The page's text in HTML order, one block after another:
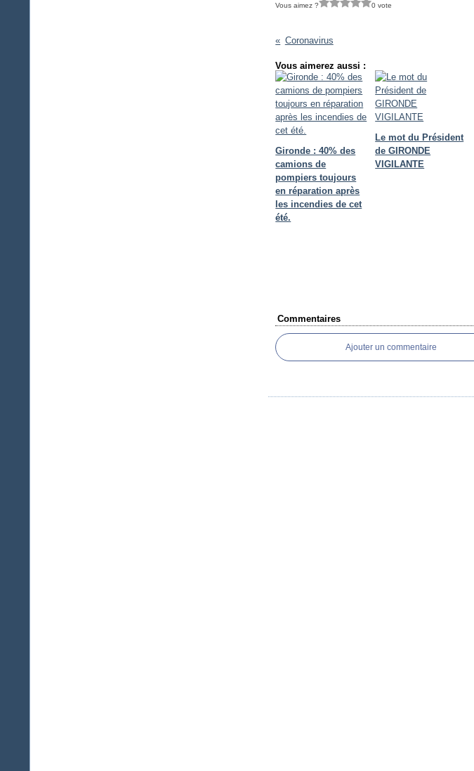
Vous aimez ? 0 vote
Coronavirus
Vous aimerez aussi :
Gironde : 40% des
camions de
pompiers toujours
en réparation après
les incendies de cet
été.
Le mot du Président
de GIRONDE
VIGILANTE
Commentaires
Ajouter un commentaire